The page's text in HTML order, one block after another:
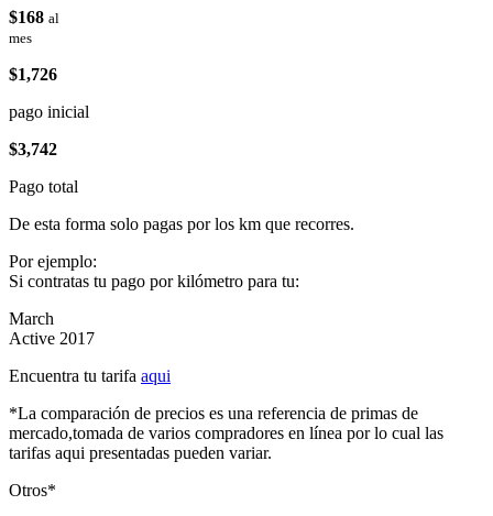
$168 al
mes
$1,726
pago inicial
$3,742
Pago total
De esta forma solo pagas por los km que recorres.
Por ejemplo:
Si contratas tu pago por kilómetro para tu:
March
Active 2017
Encuentra tu tarifa aqui
*La comparación de precios es una referencia de primas de
mercado,tomada de varios compradores en línea por lo cual las
tarifas aqui presentadas pueden variar.
Otros*